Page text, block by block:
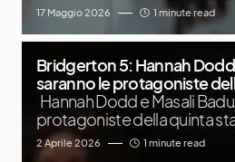
17 Maggio 2026 1 minute read
Bridgerton 5: Hannah Dodd
saranno le protagoniste
Hannah Dodd e Masali
protagoniste della quinta
2 Aprile 2026 1 minute read